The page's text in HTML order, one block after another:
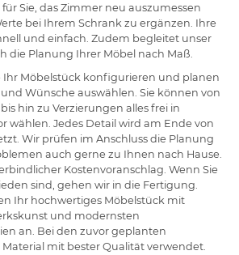
Sie, das Zimmer neu auszumessen
bei Ihrem Schrank zu ergänzen. Ihre
und einfach. Zudem begleitet unser
die Planung Ihrer Möbel nach Maß.
Ihr Möbelstück konfigurieren und planen
Wünsche auswählen. Sie können von
hin zu Verzierungen alles frei in
wählen. Jedes Detail wird am Ende von
Wir prüfen im Anschluss die Planung
auch gerne zu Ihnen nach Hause.
Kostenvoranschlag. Wenn Sie
sind, gehen wir in die Fertigung.
Ihr hochwertiges Möbelstück mit
und modernsten
an. Bei den zuvor geplanten
mit bester Qualität verwendet.